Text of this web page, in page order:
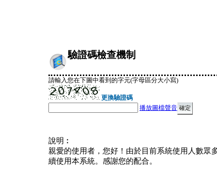
驗證碼檢查機制
請輸入您在下圖中看到的字元(字母區分大小寫)
更換驗證碼
播放圖檔聲音
說明︰
親愛的使用者，您好！由於目前系統使用人數眾
續使用本系統。感謝您的配合。